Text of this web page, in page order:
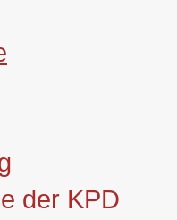
der KPD